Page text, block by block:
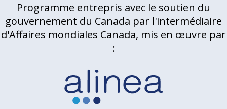
Programme entrepris avec le soutien du
gouvernement du Canada par l'intermédiaire
d'Affaires mondiales Canada, mis en œuvre par
: